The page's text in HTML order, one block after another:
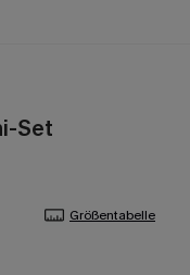
Set
Größentabelle